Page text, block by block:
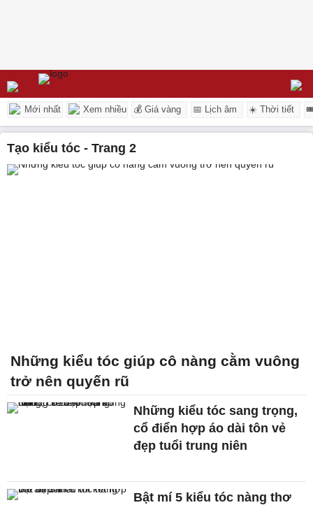
Mới nhất Xem nhiều 💰 Giá vàng 📅 Lịch âm ☀️ Thời tiết
tạo kiểu tóc - Trang 2
Những kiểu tóc giúp cô nàng cằm vuông
trở nên quyến rũ
Những kiểu tóc sang trọng,
cổ điển hợp áo dài tôn vẻ
đẹp tuổi trung niên
Bật mí 5 kiểu tóc nàng thơ